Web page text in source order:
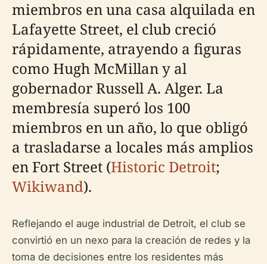
miembros en una casa alquilada en
Lafayette Street, el club creció
rápidamente, atrayendo a figuras
como Hugh McMillan y al
gobernador Russell A. Alger. La
membresía superó los 100
miembros en un año, lo que obligó
a trasladarse a locales más amplios
en Fort Street (Historic Detroit;
Wikiwand).
Reflejando el auge industrial de Detroit, el club se
convirtió en un nexo para la creación de redes y la
toma de decisiones entre los residentes más